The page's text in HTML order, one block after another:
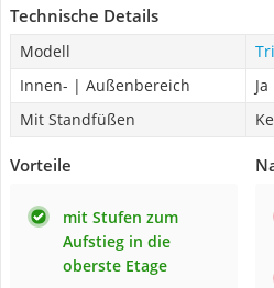
Technische Details
Modell
Innen- | Außenbereich
Mit Standfüßen
Vorteile
mit Stufen zum
Aufstieg in die
oberste Etage